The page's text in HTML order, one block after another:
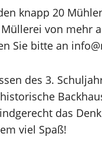
knapp 20
von mehr
Sie bitte an
des 3.
das
viel Spaß!